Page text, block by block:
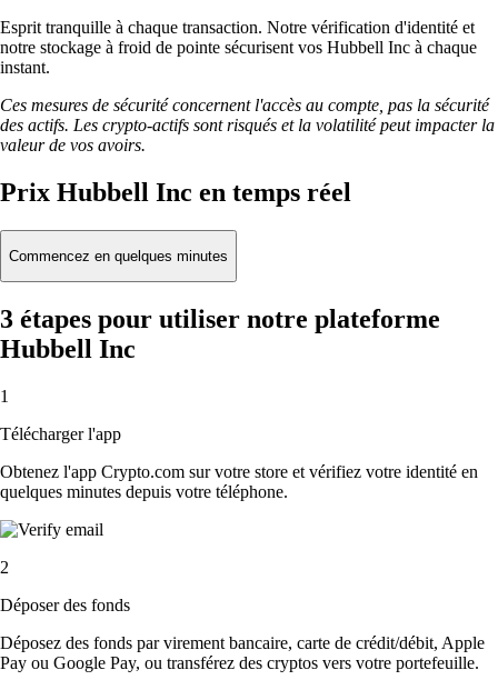
Esprit tranquille à chaque transaction. Notre vérification d'identité et
notre stockage à froid de pointe sécurisent vos Hubbell Inc à chaque
instant.
Ces mesures de sécurité concernent l'accès au compte, pas la sécurité
des actifs. Les crypto-actifs sont risqués et la volatilité peut impacter la
valeur de vos avoirs.
Prix Hubbell Inc en temps réel
Commencez en quelques minutes
3 étapes pour utiliser notre plateforme
Hubbell Inc
1
Télécharger l'app
Obtenez l'app Crypto.com sur votre store et vérifiez votre identité en
quelques minutes depuis votre téléphone.
2
Déposer des fonds
Déposez des fonds par virement bancaire, carte de crédit/débit, Apple
Pay ou Google Pay, ou transférez des cryptos vers votre portefeuille.